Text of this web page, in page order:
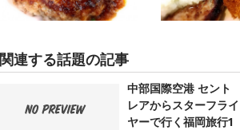
関連する話題の記事
中部国際空港 セント
レアからスターフライ
ヤーで行く福岡旅行1